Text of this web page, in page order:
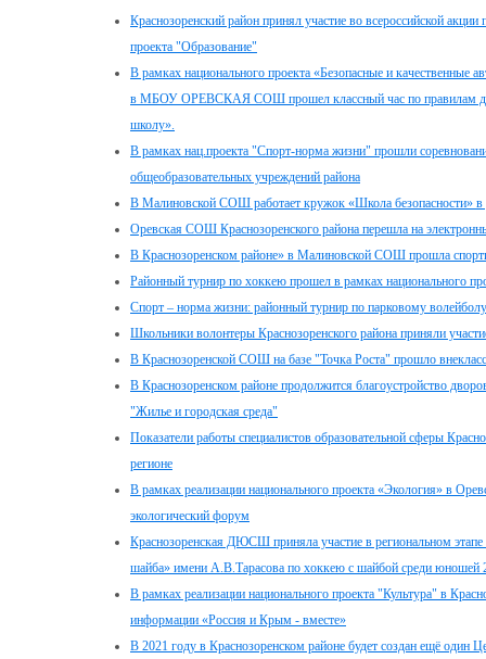
Краснозоренский район принял участие во всероссийской
проекта "Образование"
В рамках национального проекта «Безопасные и качественные
в МБОУ ОРЕВСКАЯ СОШ прошел классный час по правилам
школу».
В рамках нац.проекта "Спорт-норма жизни" прошли
общеобразовательных учреждений района
В Малиновской СОШ работает кружок «Школа безопасности» в
Оревская СОШ Краснозоренского района перешла на
В Краснозоренском районе» в Малиновской СОШ прошла
Районный турнир по хоккею прошел в рамках национального
Спорт – норма жизни: районный турнир по парковому
Школьники волонтеры Краснозоренского района приняли
В Краснозоренской СОШ на базе "Точка Роста" прошло
В Краснозоренском районе продолжится благоустройство
"Жилье и городская среда"
Показатели работы специалистов образовательной сферы
регионе
В рамках реализации национального проекта «Экология» в
экологический форум
Краснозоренская ДЮСШ приняла участие в региональном
шайба» имени А.В.Тарасова по хоккею с шайбой среди юношей
В рамках реализации национального проекта "Культура" в
информации «Россия и Крым - вместе»
В 2021 году в Краснозоренском районе будет создан ещё один